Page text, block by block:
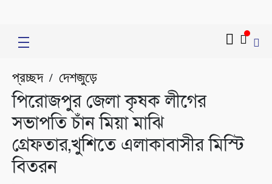
প্রচ্ছদ/ দেশজুড়ে
পিরোজপুর জেলা কৃষক লীগের
সভাপতি চাঁন মিয়া মাঝি
গ্রেফতার,খুশিতে এলাকাবাসীর মিস্টি
বিতরন